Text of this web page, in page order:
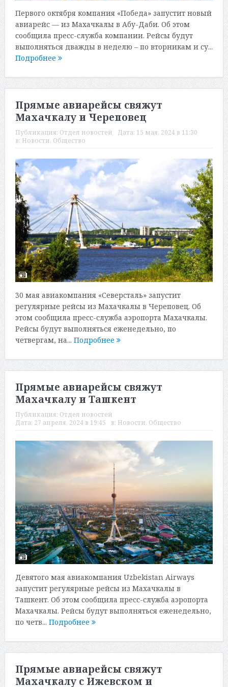
Первого октября компания «Победа» запустит новый
авиарейс — из Махачкалы в Абу-Даби. Об этом
сообщила пресс-служба компании. Рейсы будут
выполняться дважды в неделю – по вторникам и су...
Подробнее
Прямые авиарейсы свяжут
Махачкалу и Череповец
Публикация: Отдел новостей Дата: 15 мая, 2024 в 11:30
в: Новости, Общество
30 мая авиакомпания «Северсталь» запустит
регулярные рейсы из Махачкалы в Череповец. Об
этом сообщила пресс-служба аэропорта Махачкалы.
Рейсы будут выполняться еженедельно, по
четвергам, на... Подробнее
Прямые авиарейсы свяжут
Махачкалу и Ташкент
Публикация: Отдел новостей
Дата: 27 апреля, 2024 в 19:45 в: Новости, Общество
Девятого мая авиакомпания Uzbekistan Airways
запустит регулярные рейсы из Махачкалы в
Ташкент. Об этом сообщила пресс-служба аэропорта
Махачкалы. Рейсы будут выполняться еженедельно,
по четв... Подробнее
Прямые авиарейсы свяжут
Махачкалу с Ижевском и